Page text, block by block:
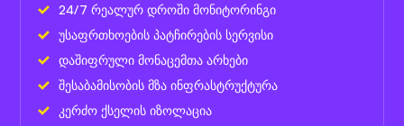
24/7 რეალურ დროში მონიტორინგი
უსაფრთხოების პატჩირების სერვისი
დაშიფრული მონაცემთა არხები
შესაბამისობის მზა ინფრასტრუქტურა
კერძო ქსელის იზოლაცია